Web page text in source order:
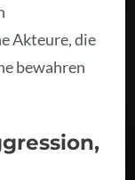
Akteure, die
bewahren